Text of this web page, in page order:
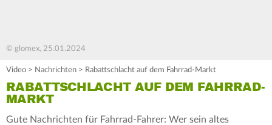
© glomex, 25.01.2024
Video > Nachrichten > Rabattschlacht auf dem Fahrrad-Markt
RABATTSCHLACHT AUF DEM FAHRRAD-
MARKT
Gute Nachrichten für Fahrrad-Fahrer: Wer sein altes